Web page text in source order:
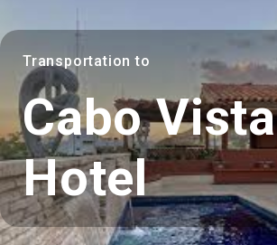
Transportation to
Cabo Vista
Hotel